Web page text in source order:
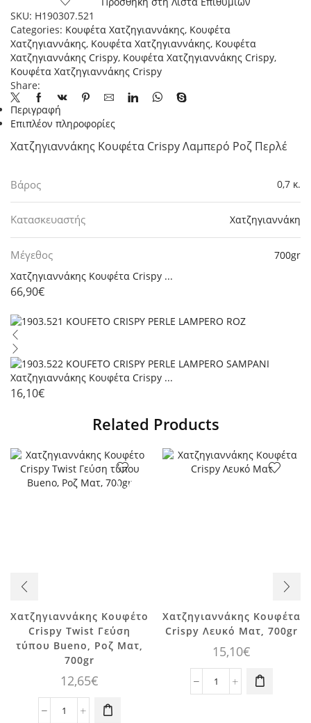
Λαμπερό
Ροζ
Περλέ,
700γρ.
ποσότητα
SKU: H190307.521
Categories: Κουφέτα Χατζηγιαννάκης, Κουφέτα
Χατζηγιαννάκης, Κουφέτα Χατζηγιαννάκης, Κουφέτα
Χατζηγιαννάκης Crispy, Κουφέτα Χατζηγιαννάκης Crispy,
Κουφέτα Χατζηγιαννάκης Crispy
Share:
Περιγραφή
Επιπλέον πληροφορίες
Χατζηγιαννάκης Κουφέτα Crispy Λαμπερό Ροζ Περλέ
Βάρος 0,7 κ.
Κατασκευαστής Χατζηγιαννάκη
Μέγεθος
700gr
Χατζηγιαννάκης Κουφέτα Crispy ...
66,90€
Χατζηγιαννάκης Κουφέτα Crispy ...
16,10€
Related Products
Χατζηγιαννάκης Κουφέτο
Crispy Twist Γεύση
τύπου Bueno, Ροζ Ματ,
700gr
12,65€
Χατζηγιαννάκης
Χατζηγιαννάκης Κουφέτα
Crispy Λευκό Ματ, 700gr
15,10€
Χατζηγιαννάκης